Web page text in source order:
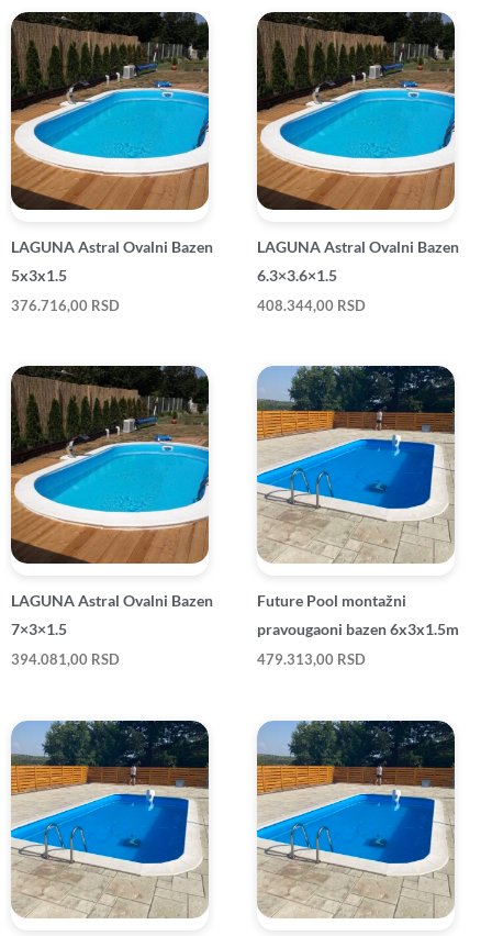
LAGUNA Astral Ovalni Bazen
5x3x1.5
376.716,00 RSD
LAGUNA Astral Ovalni Bazen
6.3×3.6×1.5
408.344,00 RSD
LAGUNA Astral Ovalni Bazen
7×3×1.5
394.081,00 RSD
Future Pool montažni
pravougaoni bazen 6x3x1.5m
479.313,00 RSD